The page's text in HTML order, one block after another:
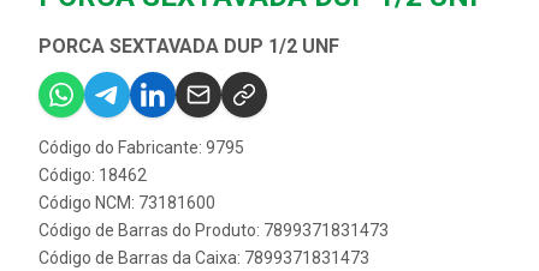
PORCA SEXTAVADA DUP 1/2 UNF
Código do Fabricante: 9795
Código: 18462
Código NCM: 73181600
Código de Barras do Produto: 7899371831473
Código de Barras da Caixa: 7899371831473